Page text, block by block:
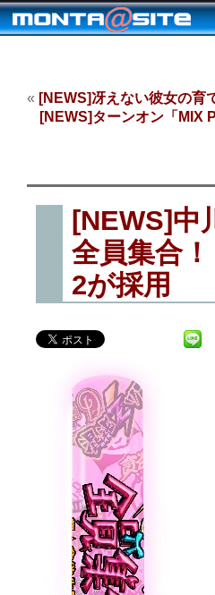
« [NEWS]冴えない彼女の育
[NEWS]ターンオン「MIX
[NEWS]中
全員集合
2が採用